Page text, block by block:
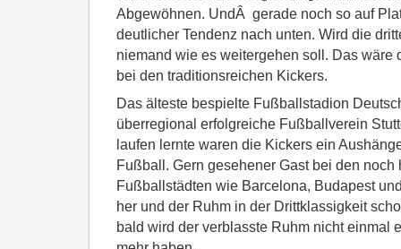
Abgewöhnen. UndÂ gerade noch so auf
deutlicher Tendenz nach unten. Wird die
niemand wie es weitergehen soll. Das wäre
bei den traditionsreichen Kickers.
Das älteste bespielte Fußballstadion
überregional erfolgreiche Fußballverein
laufen lernte waren die Kickers ein
Fußball. Gern gesehener Gast bei den noch
Fußballstädten wie Barcelona, Budapest
her und der Ruhm in der Drittklassigkeit
bald wird der verblasste Ruhm nicht einmal